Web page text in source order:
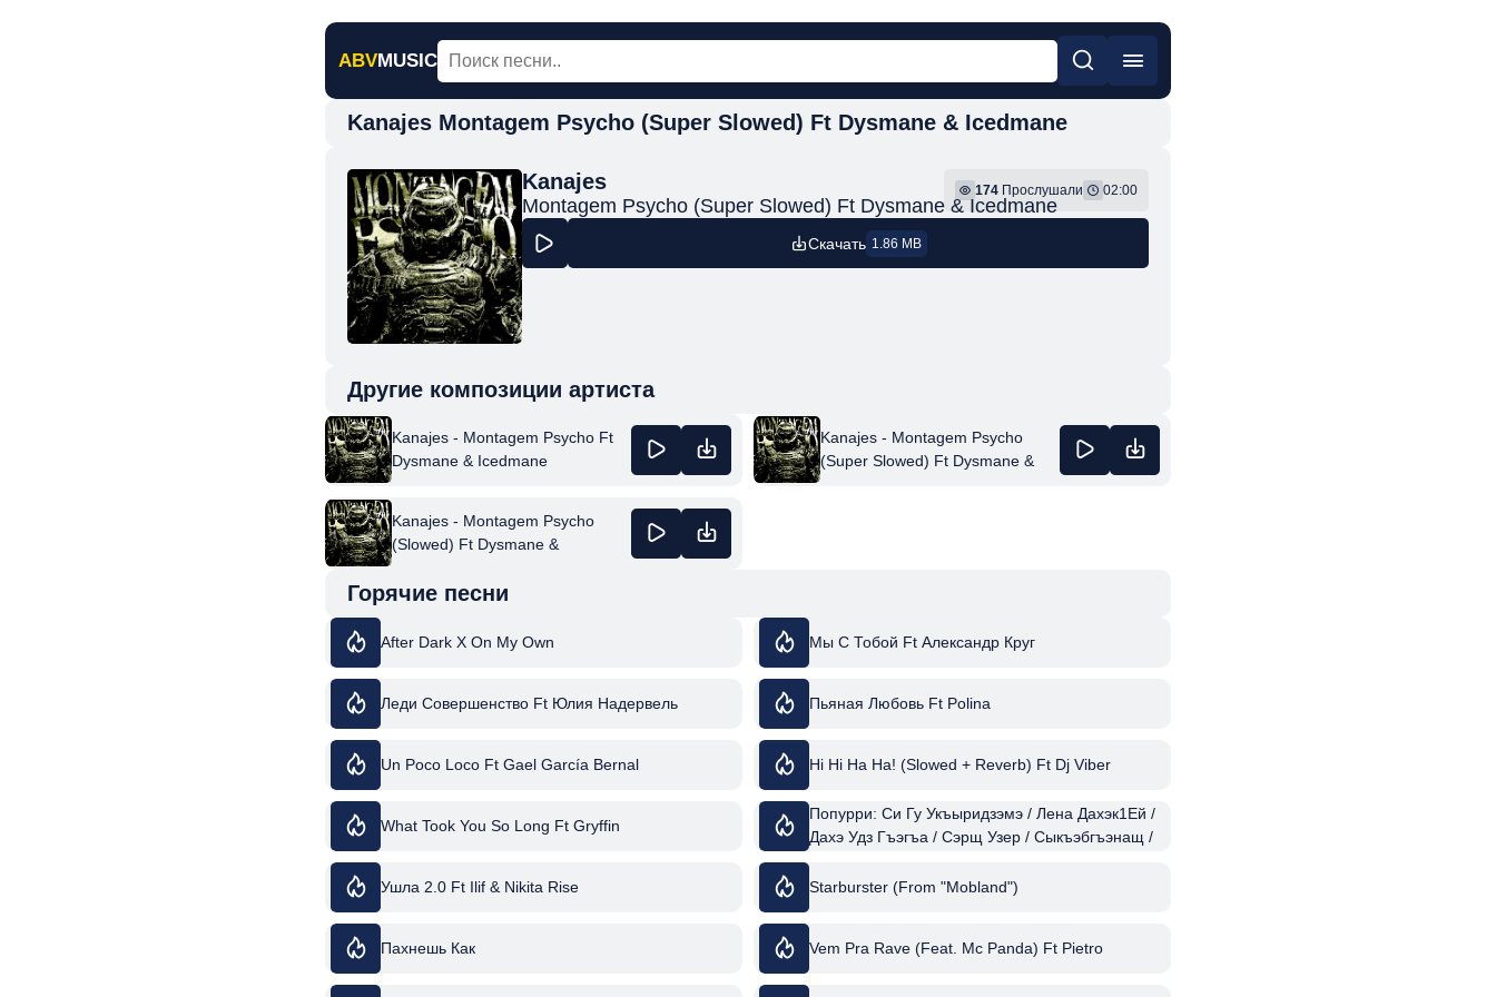
ABVMUSIC
Kanajes Montagem Psycho (Super Slowed) Ft Dysmane & Icedmane
Kanajes
Montagem Psycho (Super Slowed) Ft Dysmane & Icedmane
174 Прослушали 02:00
Скачать 1.86 MB
Другие композиции артиста
Kanajes - Montagem Psycho Ft
Dysmane & Icedmane
Kanajes - Montagem Psycho
(Super Slowed) Ft Dysmane &
Kanajes - Montagem Psycho
(Slowed) Ft Dysmane &
Горячие песни
After Dark X On My Own Мы С Тобой Ft Александр Круг
Леди Совершенство Ft Юлия Надервель Пьяная Любовь Ft Polina
Un Poco Loco Ft Gael García Bernal Hi Hi Ha Ha! (Slowed + Reverb) Ft Dj Viber
What Took You So Long Ft Gryffin
Попурри: Си Гу Укъыридзэмэ / Лена Дахэк1Ей /
Дахэ Удз Гъэгъа / Сэрщ Узер / Сыкъэбгъэнащ /
Ушла 2.0 Ft Ilif & Nikita Rise
Starburster (From "Mobland")
Пахнешь Как Vem Pra Rave (Feat. Mc Panda) Ft Pietro